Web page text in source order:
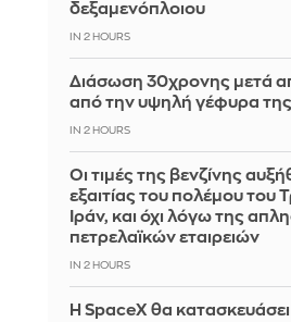
δεξαμενόπλοιου
IN 2 HOURS
Διάσωση 30χρονης μετά
από την υψηλή γέφυρα
IN 2 HOURS
Οι τιμές της βενζίνης
εξαιτίας του πολέμου του
Ιράν, και όχι λόγω της
πετρελαϊκών εταιρειών
IN 2 HOURS
Η SpaceX θα